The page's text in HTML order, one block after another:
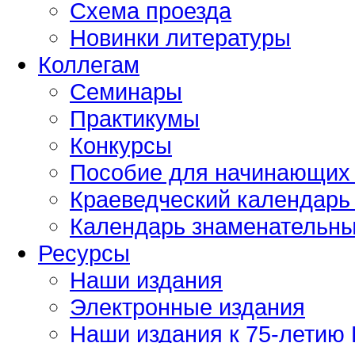
Схема проезда
Новинки литературы
Коллегам
Семинары
Практикумы
Конкурсы
Пособие для начинающих
Краеведческий
Календарь
Ресурсы
Наши издания
Электронные издания
Наши издания к 75-